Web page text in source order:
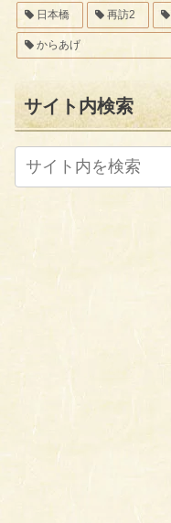
日本橋 再訪2
からあげ
サイト内検索